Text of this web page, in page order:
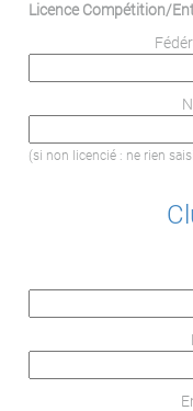
Licence Compétition/
(si non licencié : ne rien